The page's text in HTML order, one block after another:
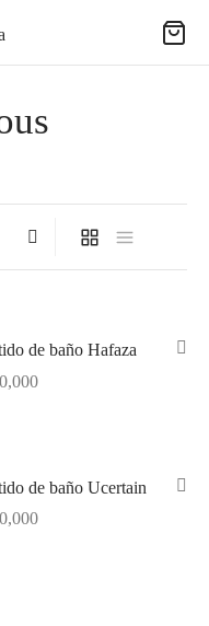
de baño Hafaza
de baño Ucertain